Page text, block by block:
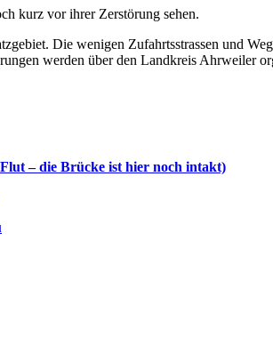
kurz vor ihrer Zerstörung sehen.
Die wenigen Zufahrtsstrassen und
werden über den Landkreis Ahrweiler
– die Brücke ist hier noch intakt)